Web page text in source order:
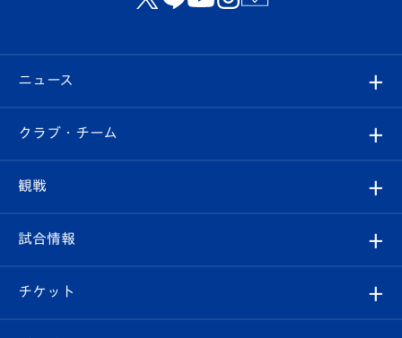
ニュース
すべて
クラブ
試合情報
クラブ・チーム
クラブ概要
エンブレム紹介
観戦
観戦ルール
はじめての観戦ガイド
試合情報
試合日程/結果
チケット